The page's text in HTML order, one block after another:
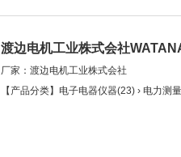
渡边电机工业株式会社
大电流/电力保持）(WKD-
厂家：渡边电机工业株式会社
【产品分类】电子电器仪器(23) › 电力测